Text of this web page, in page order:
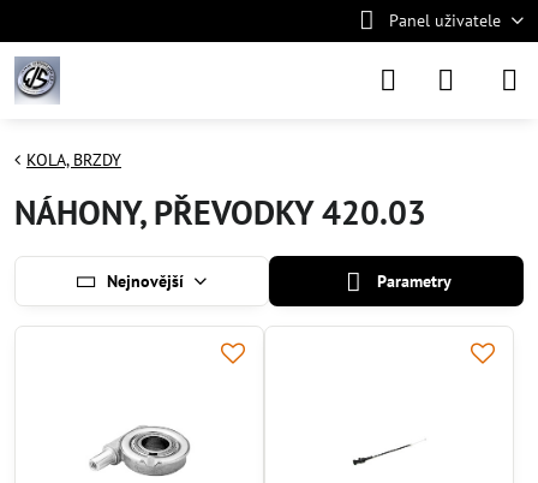
Panel uživatele
KOLA, BRZDY
NÁHONY, PŘEVODKY 420.03
Nejnovější Parametry